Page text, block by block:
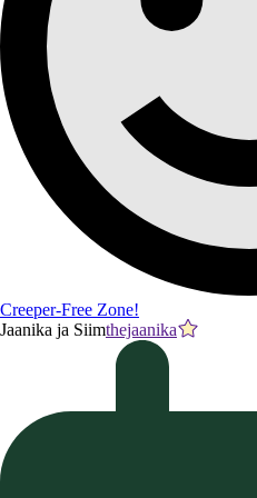
Creeper-Free Zone!
Jaanika ja Siimthejaanika